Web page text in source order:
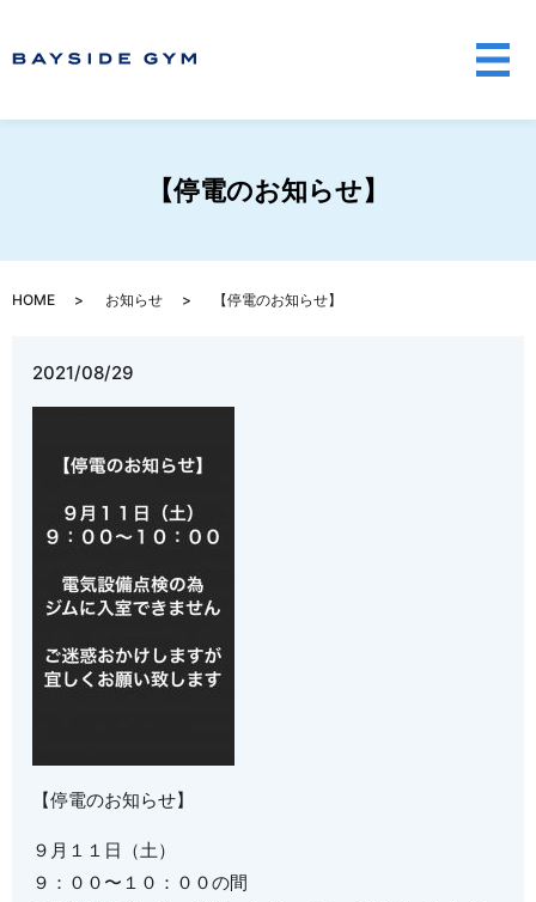
メ
【停電のお知らせ】
HOME お知らせ 【停電のお知らせ】
2021/08/29
【停電のお知らせ】
９月１１日（土）
９：００〜１０：００の間